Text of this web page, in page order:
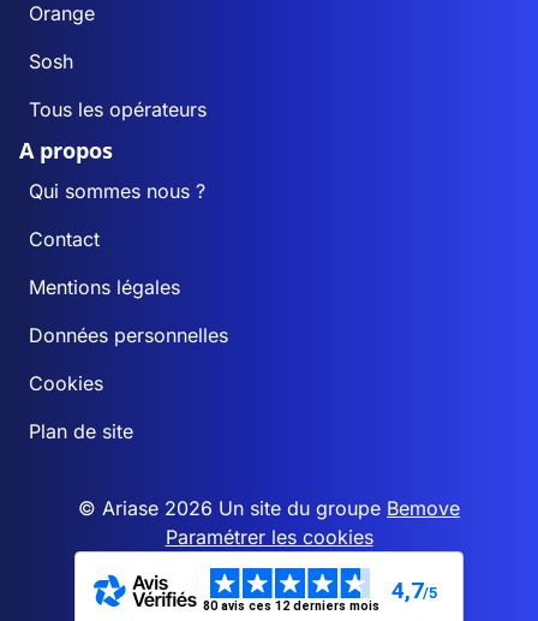
Orange
Sosh
Tous les opérateurs
A propos
Qui sommes nous ?
Contact
Mentions légales
Données personnelles
Cookies
Plan de site
© Ariase 2026 Un site du groupe Bemove
Paramétrer les cookies
80 avis ces 12 derniers mois
4,7/5